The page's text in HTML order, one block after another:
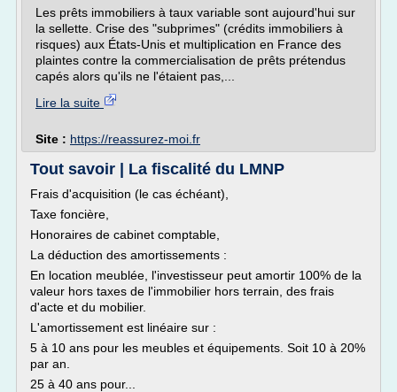
Les prêts immobiliers à taux variable sont aujourd'hui sur
la sellette. Crise des "subprimes" (crédits immobiliers à
risques) aux États-Unis et multiplication en France des
plaintes contre la commercialisation de prêts prétendus
capés alors qu'ils ne l'étaient pas,...
Lire la suite
Site : https://reassurez-moi.fr
Tout savoir | La fiscalité du LMNP
Frais d'acquisition (le cas échéant),
Taxe foncière,
Honoraires de cabinet comptable,
La déduction des amortissements :
En location meublée, l'investisseur peut amortir 100% de la
valeur hors taxes de l'immobilier hors terrain, des frais
d'acte et du mobilier.
L'amortissement est linéaire sur :
5 à 10 ans pour les meubles et équipements. Soit 10 à 20%
par an.
25 à 40 ans pour...